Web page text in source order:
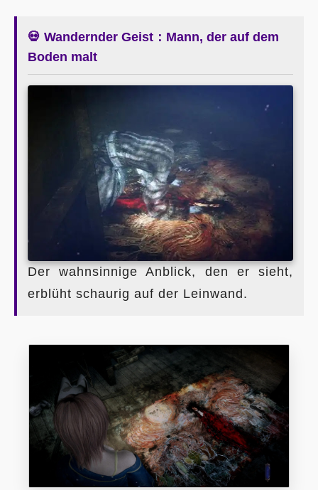
💀 Wandernder Geist：Mann, der auf dem
Boden malt
Der wahnsinnige Anblick, den er sieht,
erblüht schaurig auf der Leinwand.